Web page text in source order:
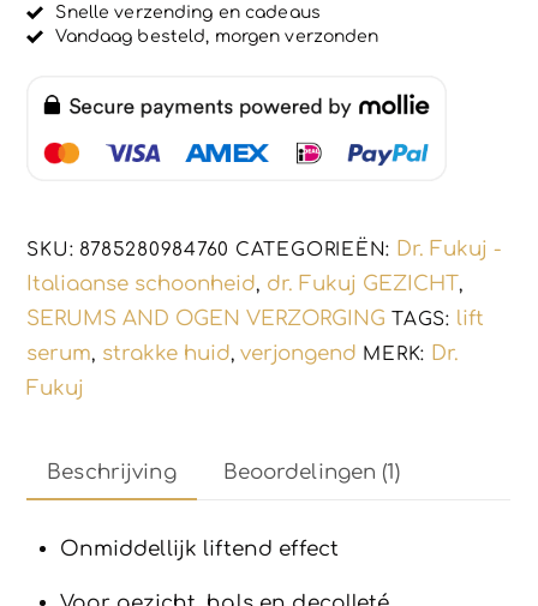
collageen,
elastine
-
hersteld
25ml
aantal
Snelle verzending en cadeaus
Vandaag besteld, morgen verzonden
SKU: 8785280984760 CATEGORIEËN: Dr. Fukuj -
Italiaanse schoonheid, dr. Fukuj GEZICHT ,
SERUMS AND OGEN VERZORGING TAGS: lift
serum, strakke huid,verjongend MERK: Dr.
Fukuj
Beschrijving Beoordelingen (1)
Onmiddellijk liftend effect